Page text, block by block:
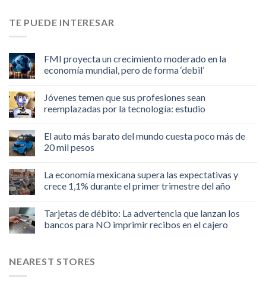
TE PUEDE INTERESAR
FMI proyecta un crecimiento moderado en la
economía mundial, pero de forma ‘debil’
Jóvenes temen que sus profesiones sean
reemplazadas por la tecnología: estudio
El auto más barato del mundo cuesta poco más de
20 mil pesos
La economía mexicana supera las expectativas y
crece 1,1% durante el primer trimestre del año
Tarjetas de débito: La advertencia que lanzan los
bancos para NO imprimir recibos en el cajero
NEAREST STORES